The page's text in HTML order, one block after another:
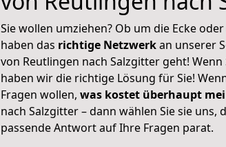
Sie wollen umziehen? Ob um die Ecke
haben das richtige Netzwerkan unserer
von Reutlingen nach Salzgitter geht!
haben wir die richtige Lösung für Sie!
Fragen wollen, was kostet überhaupt
nach Salzgitter – dann wählen Sie sie
passende Antwort auf Ihre Fragen parat.